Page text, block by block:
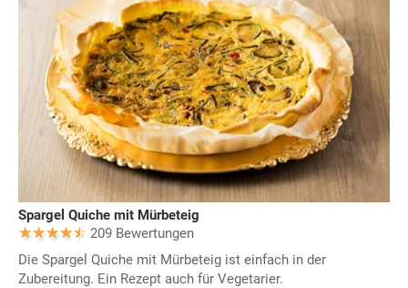
Spargel Quiche mit Mürbeteig
209 Bewertungen
Die Spargel Quiche mit Mürbeteig ist einfach in der
Zubereitung. Ein Rezept auch für Vegetarier.